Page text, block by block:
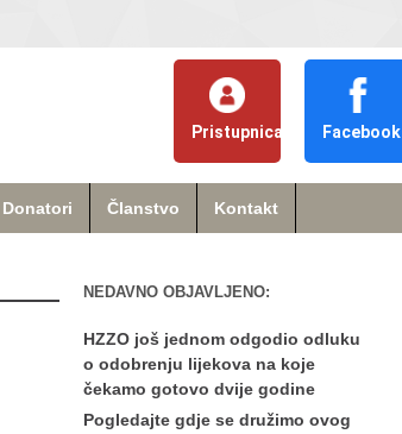
Pristupnica Facebook
Donatori Članstvo Kontakt
NEDAVNO OBJAVLJENO:
HZZO još jednom odgodio odluku
o odobrenju lijekova na koje
čekamo gotovo dvije godine
Pogledajte gdje se družimo ovog